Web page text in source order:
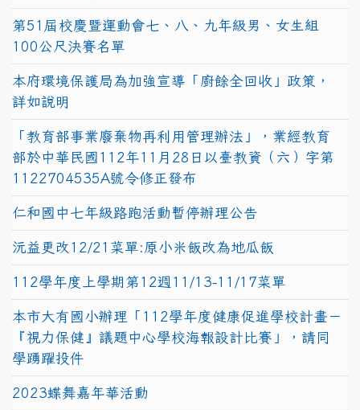
第51屆校慶暨運動會七、八、九年級男、女生組
100公尺決賽名單
本府環境保護局為加強宣導「廚餘全回收」政策，
詳如說明
「教育部事業廢棄物再利用管理辦法」，業經教育
部於中華民國112年11月28日以臺教資（六）字第
1122704535A號令修正發布
仁和國中七年級路跑活動暫停辦理公告
沅益更改12/21菜單:原小米飯改為地瓜飯
112學年度上學期第12週11/13-11/17菜單
本市大有國小辦理「112學年度健康促進學校計畫－
『視力保健』議題中心學校海報設計比賽」，請同
學踴躍投件
2023蝶舞嘉年華活動